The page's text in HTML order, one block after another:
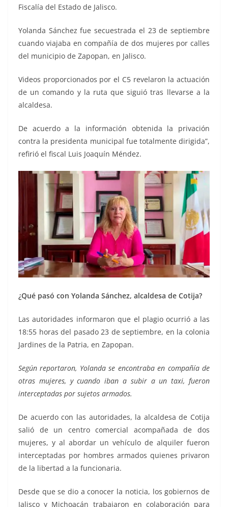
Fiscalía del Estado de Jalisco.
Yolanda Sánchez fue secuestrada el 23 de septiembre
cuando viajaba en compañía de dos mujeres por calles
del municipio de Zapopan, en Jalisco.
Videos proporcionados por el C5 revelaron la actuación
de un comando y la ruta que siguió tras llevarse a la
alcaldesa.
De acuerdo a la información obtenida la privación
contra la presidenta municipal fue totalmente dirigida”,
refirió el fiscal Luis Joaquín Méndez.
¿Qué pasó con Yolanda Sánchez, alcaldesa de Cotija?
Las autoridades informaron que el plagio ocurrió a las
18:55 horas del pasado 23 de septiembre, en la colonia
Jardines de la Patria, en Zapopan.
Según reportaron, Yolanda se encontraba en compañía de
otras mujeres, y cuando iban a subir a un taxi, fueron
interceptadas por sujetos armados.
De acuerdo con las autoridades, la alcaldesa de Cotija
salió de un centro comercial acompañada de dos
mujeres, y al abordar un vehículo de alquiler fueron
interceptadas por hombres armados quienes privaron
de la libertad a la funcionaria.
Desde que se dio a conocer la noticia, los gobiernos de
Jalisco y Michoacán trabajaron en colaboración para